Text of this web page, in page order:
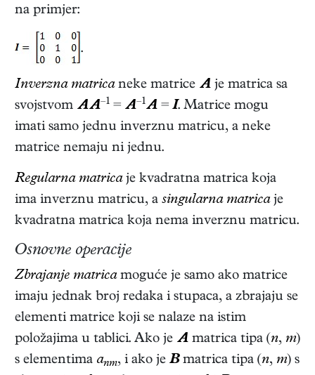
na primjer:
.
Inverzna matricaneke matrice A je matrica sa
svojstvom AA–1 = A–1A = I. Matrice mogu
imati samo jednu inverznu matricu, a neke
matrice nemaju ni jednu.
Regularna matricaje kvadratna matrica koja
ima inverznu matricu, a singularna matricaje
kvadratna matrica koja nema inverznu matricu.
Osnovne operacije
Zbrajanje matricamoguće je samo ako matrice
imaju jednak broj redaka i stupaca, a zbrajaju se
elementi matrice koji se nalaze na istim
položajima u tablici. Ako je A matrica tipa (n, m)
s elementima anm, i ako je Bmatrica tipa (n, m) s